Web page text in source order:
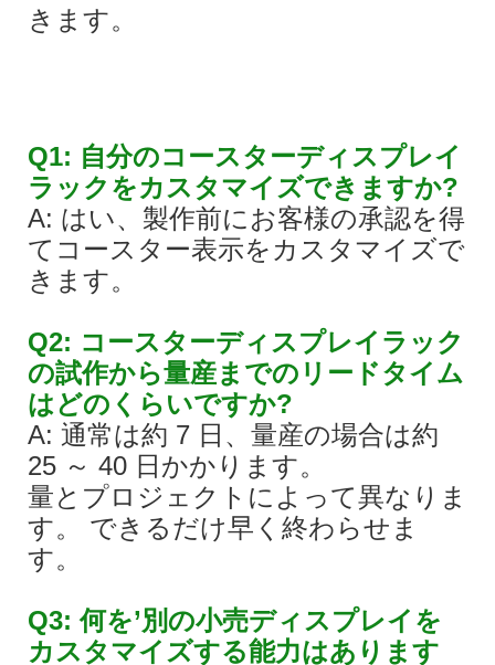
きます。
Q1: 自分のコースターディスプレイ
ラックをカスタマイズできますか?
A: はい、製作前にお客様の承認を得
てコースター表示をカスタマイズで
きます。
Q2: コースターディスプレイラック
の試作から量産までのリードタイム
はどのくらいですか?
A: 通常は約 7 日、量産の場合は約
25 ～ 40 日かかります。
量とプロジェクトによって異なりま
す。 できるだけ早く終わらせま
す。
Q3: 何を’別の小売ディスプレイを
カスタマイズする能力はあります